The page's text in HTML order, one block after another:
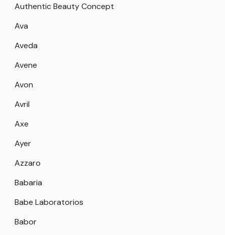
Authentic Beauty Concept
Ava
Aveda
Avene
Avon
Avril
Axe
Ayer
Azzaro
Babaria
Babe Laboratorios
Babor